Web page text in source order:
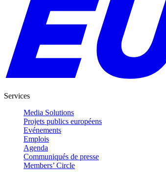
Services
Media Solutions
Projets publics européens
Evénements
Emplois
Agenda
Communiqués de presse
Members’ Circle